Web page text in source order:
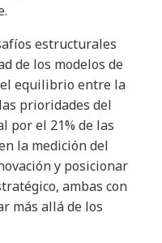
estructurales
de los modelos de
equilibrio entre la
prioridades del
por el 21% de las
la medición del
y posicionar
ambas con
más allá de los